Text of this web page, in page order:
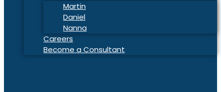
Martin
Daniel
Nanna
Careers
Become a Consultant